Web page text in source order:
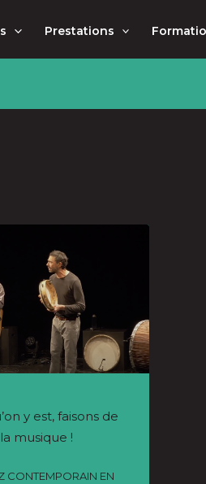
Prestations
y est, faisons de
la musique !
CONTEMPORAIN EN